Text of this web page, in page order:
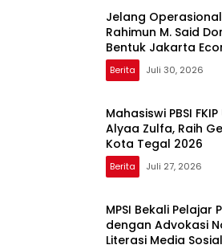
Jelang Operasional
Rahimun M. Said
Bentuk Jakarta
Initiative
Berita Juli 30, 2026
Mahasiswi PBSI
Alyaa Zulfa, Raih
Kota Tegal 2026
Berita Juli 27, 2026
MPSI Bekali
dengan Advokasi
Literasi Media Sosial